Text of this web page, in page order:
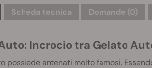
Scheda tecnica Domande (0)
Incrocio tra Gelato
possiede antenati molto famosi.